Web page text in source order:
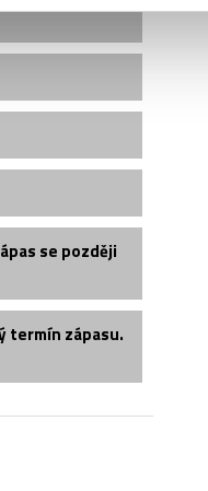
se později
termín zápasu.